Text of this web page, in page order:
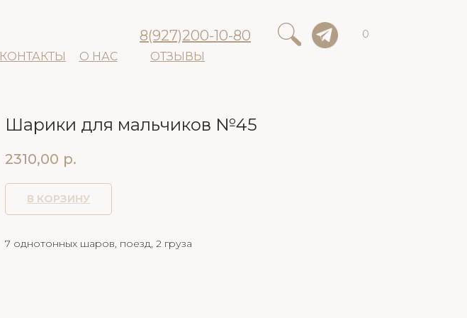
КОНТАКТЫ О НАС ОТЗЫВЫ
8(927)200-10-80 0
Шарики для мальчиков №45
2310,00 р.
В КОРЗИНУ
7 однотонных шаров, поезд, 2 груза